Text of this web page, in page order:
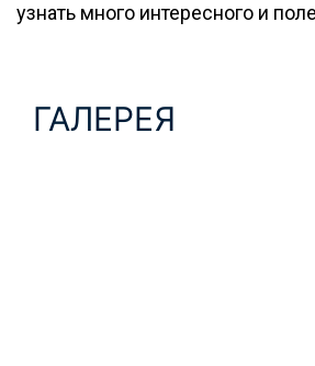
узнать много интересного и
ГАЛЕРЕЯ